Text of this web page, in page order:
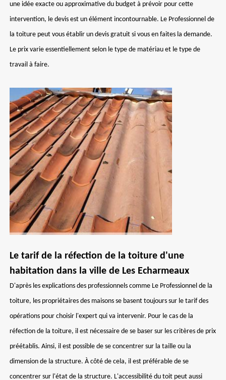
une idée exacte ou approximative du budget à prévoir pour cette
intervention, le devis est un élément incontournable. Le Professionnel de
la toiture peut vous établir un devis gratuit si vous en faites la demande.
Le prix varie essentiellement selon le type de matériau et le type de
travail à faire.
Le tarif de la réfection de la toiture d'une
habitation dans la ville de Les Echarmeaux
D'après les explications des professionnels comme Le Professionnel de la
toiture, les propriétaires des maisons se basent toujours sur le tarif des
opérations pour choisir l'expert qui va intervenir. Pour le cas de la
réfection de la toiture, il est nécessaire de se baser sur les critères de prix
préétablis. Ainsi, il est possible de se concentrer sur la taille ou la
dimension de la structure. À côté de cela, il est préférable de se
concentrer sur l'état de la structure. L'accessibilité du toit peut aussi